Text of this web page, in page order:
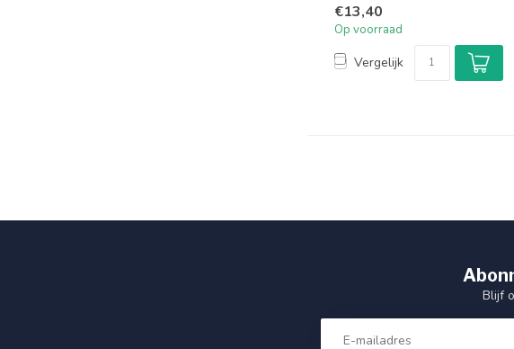
€13,40
Op voorraad
Vergelijk
Blijf